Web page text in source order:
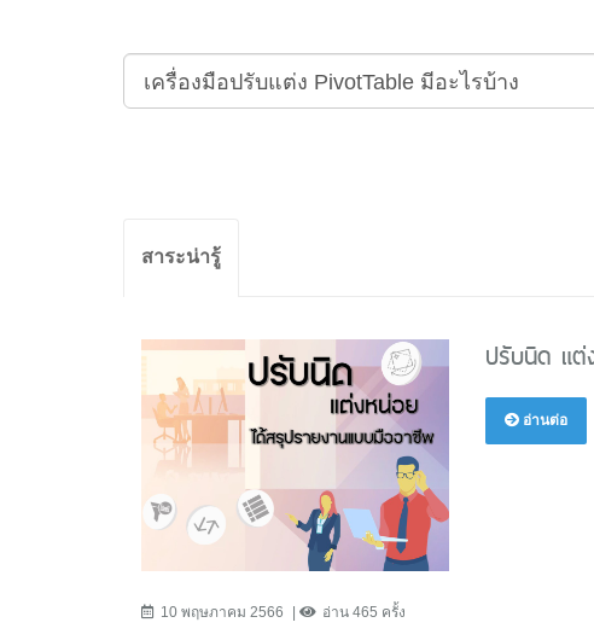
สาระน่ารู้
10 พฤษภาคม 2566 อ่าน 465 ครั้ง
ปรับนิด แต่
อ่านต่อ